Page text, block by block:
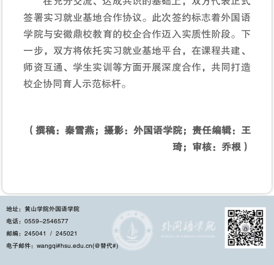
签署实习就业基地合作协议。此次签约标志着外国语
学院与安徽鼎校教育的校企合作迈入实质性阶段。下
一步，双方将依托实习就业基地平台，在课程共建、
师资互通、学生实训等方面开展深度合作，共同打造
校企协同育人示范标杆。
（撰稿：秦雪燕；摄影：外国语学院；责任编辑：王
琦；审核：乔根）
地址：黄山学院外国语学院
电话：0559-2546577
邮编：245041 / 245021
电子邮件：wangqi#hsu.edu.cn(@替代#)